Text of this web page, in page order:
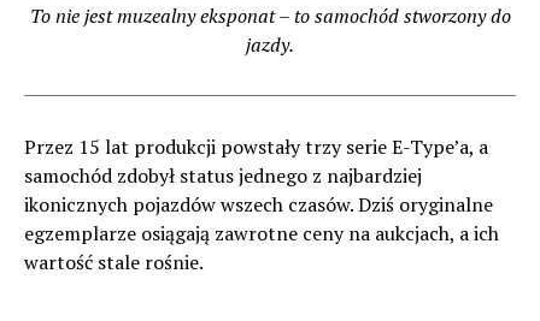
To nie jest muzealny eksponat – to samochód stworzony do
jazdy.
Przez 15 lat produkcji powstały trzy serie E-Type’a, a
samochód zdobył status jednego z najbardziej
ikonicznych pojazdów wszech czasów. Dziś oryginalne
egzemplarze osiągają zawrotne ceny na aukcjach, a ich
wartość stale rośnie.